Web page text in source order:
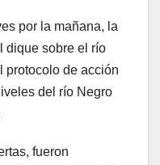
por la mañana, la
dique sobre el río
protocolo de acción
del río Negro
fueron